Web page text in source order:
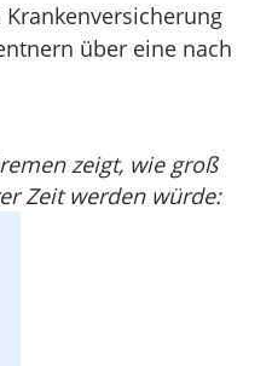
über eine nach
zeigt, wie groß
Zeit werden würde: